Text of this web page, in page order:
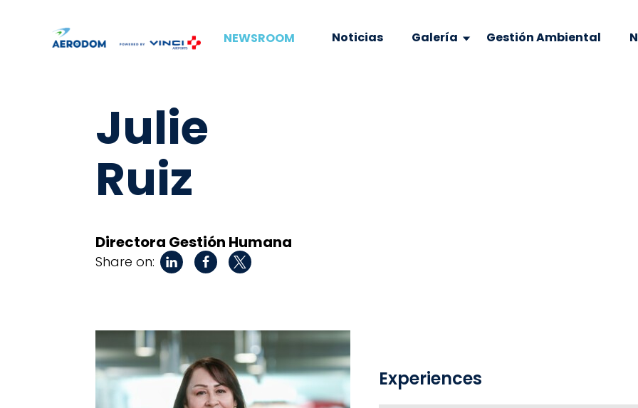
NEWSROOM Noticias Galería Gestión Ambiental
Julie
Ruiz
Directora Gestión Humana
Share on:
Experiences